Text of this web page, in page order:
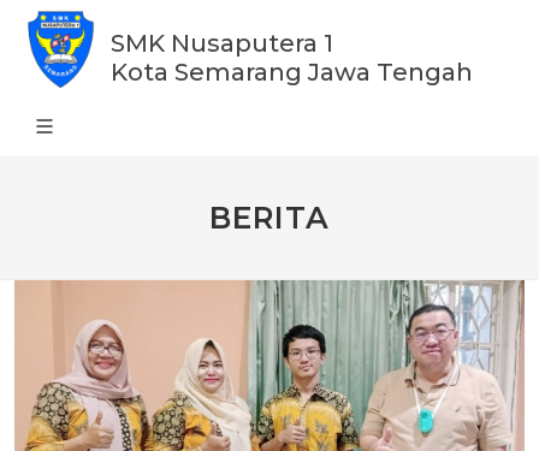
SMK Nusaputera 1
Kota Semarang Jawa Tengah
BERITA